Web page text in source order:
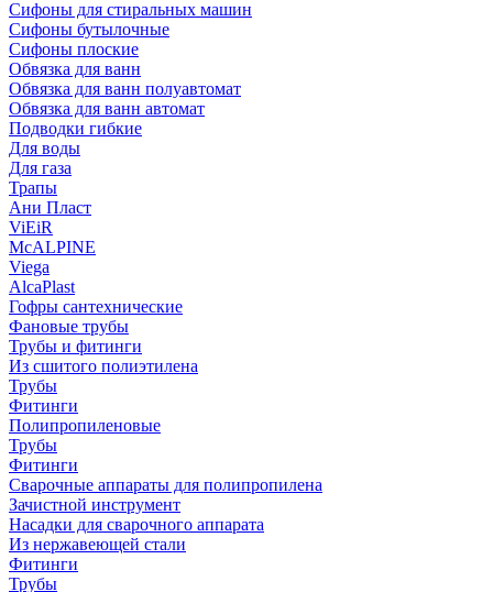
Сифоны для стиральных машин
Сифоны бутылочные
Сифоны плоские
Обвязка для ванн
Обвязка для ванн полуавтомат
Обвязка для ванн автомат
Подводки гибкие
Для воды
Для газа
Трапы
Ани Пласт
ViEiR
McALPINE
Viega
AlcaPlast
Гофры сантехнические
Фановые трубы
Трубы и фитинги
Из сшитого полиэтилена
Трубы
Фитинги
Полипропиленовые
Трубы
Фитинги
Сварочные аппараты для полипропилена
Зачистной инструмент
Насадки для сварочного аппарата
Из нержавеющей стали
Фитинги
Трубы